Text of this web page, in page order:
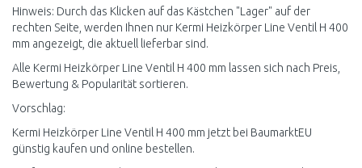
Hinweis: Durch das Klicken auf das Kästchen "Lager" auf der
rechten Seite, werden Ihnen nur Kermi Heizkörper Line Ventil H 400
mm angezeigt, die aktuell lieferbar sind.
Alle Kermi Heizkörper Line Ventil H 400 mm lassen sich nach Preis,
Bewertung & Popularität sortieren.
Vorschlag:
Kermi Heizkörper Line Ventil H 400 mm jetzt bei BaumarktEU
günstig kaufen und online bestellen.